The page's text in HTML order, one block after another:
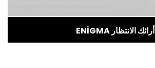
ENİGMA أرائك الانتظار